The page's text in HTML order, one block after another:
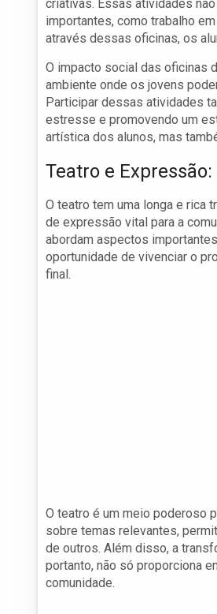
criativas. Essas atividades
importantes, como trabalho
através dessas oficinas, os
O impacto social das oficinas
ambiente onde os jovens
Participar dessas atividades
estresse e promovendo um
artística dos alunos, mas
Teatro e
O teatro tem uma longa e rica
de expressão vital para a
abordam aspectos
oportunidade de vivenciar o
final.
O teatro é um meio poderoso
sobre temas relevantes,
de outros. Além disso, a
portanto, não só proporciona
comunidade.